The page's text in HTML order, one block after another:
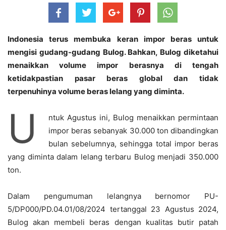
Indonesia terus membuka keran impor beras untuk
mengisi gudang-gudang Bulog. Bahkan, Bulog diketahui
menaikkan volume impor berasnya di tengah
ketidakpastian pasar beras global dan tidak
terpenuhinya volume beras lelang yang diminta.
U
ntuk Agustus ini, Bulog menaikkan permintaan
impor beras sebanyak 30.000 ton dibandingkan
bulan sebelumnya, sehingga total impor beras
yang diminta dalam lelang terbaru Bulog menjadi 350.000
ton.
Dalam pengumuman lelangnya bernomor PU-
5/DP000/PD.04.01/08/2024 tertanggal 23 Agustus 2024,
Bulog akan membeli beras dengan kualitas butir patah